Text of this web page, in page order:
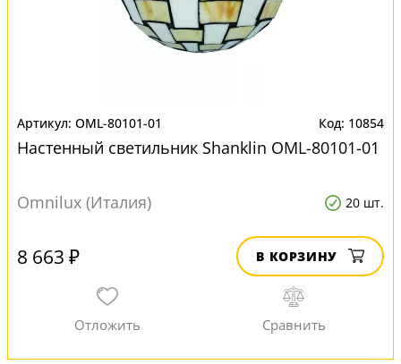
OML-80101-01 10854
Настенный светильник Shanklin OML-80101-01
Omnilux (Италия) 20 шт.
8 663 ₽ В КОРЗИНУ